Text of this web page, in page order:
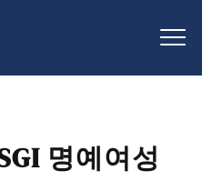
명예여성